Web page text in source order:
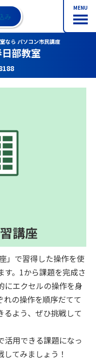
MENU
み
なら パソコン市民講座
部教室
講座
」で習得した操作を使
す。1から課題を完成さ
にエクセルの操作を身
れの操作を順序だてて
るよう、ぜひ挑戦して
活用できる課題になっ
てみましょう！